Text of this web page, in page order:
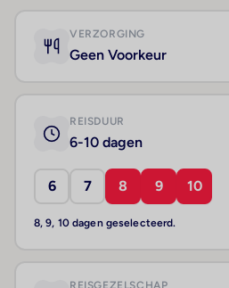
VERZORGING
Geen Voorkeur
REISDUUR
6-10 dagen
6 7 8 9 10
8, 9, 10 dagen geselecteerd.